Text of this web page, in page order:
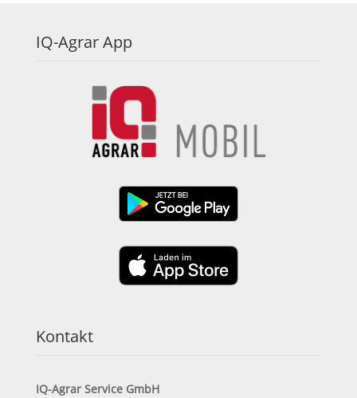
IQ-Agrar App
Kontakt
IQ-Agrar Service GmbH